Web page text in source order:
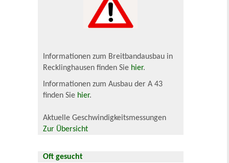
Informationen zum Breitbandausbau in
Recklinghausen finden Sie hier.
Informationen zum Ausbau der A 43
finden Sie hier.
Aktuelle Geschwindigkeitsmessungen
Zur Übersicht
Oft gesucht